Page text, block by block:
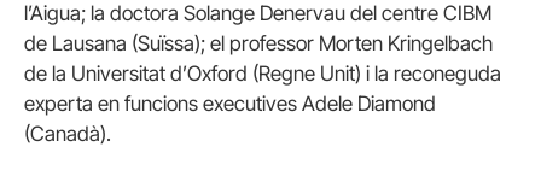
l’Aigua; la doctora Solange Denervau del centre CIBM
de Lausana (Suïssa); el professor Morten Kringelbach
de la Universitat d’Oxford (Regne Unit) i la reconeguda
experta en funcions executives Adele Diamond
(Canadà).